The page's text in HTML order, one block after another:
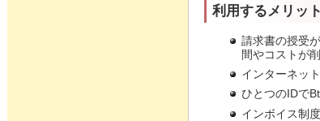
利用するメリット
請求書の授受
間やコストが
インターネッ
ひとつのIDで
インボイス制